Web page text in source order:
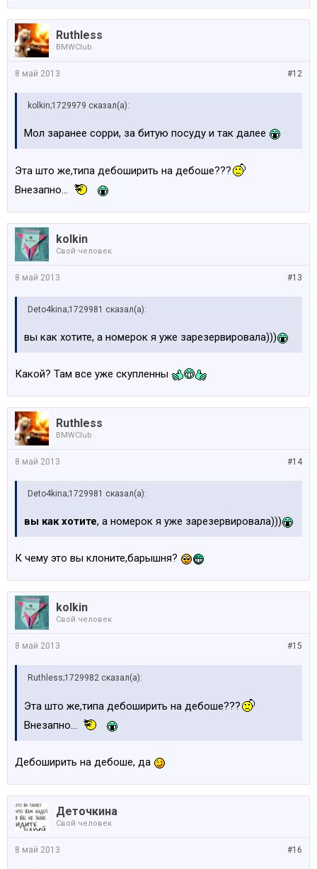
Ruthless
BMWClub
#12
8 май 2013
kolkin;1729979 сказал(а):
Мол заранее сорри, за битую посуду и так далее
Эта што же,типа дебоширить на дебоше???
Внезапно...
kolkin
Свой человек
#13
8 май 2013
Deto4kina;1729981 сказал(а):
вы как хотите, а номерок я уже зарезервировала)))
Какой? Там все уже скупленны
Ruthless
BMWClub
#14
8 май 2013
Deto4kina;1729981 сказал(а):
вы как хотите, а номерок я уже зарезервировала)))
К чему это вы клоните,барышня?
kolkin
Свой человек
#15
8 май 2013
Ruthless;1729982 сказал(а):
Эта што же,типа дебоширить на дебоше???
Внезапно...
Дебоширить на дебоше, да
Деточкина
Свой человек
#16
8 май 2013